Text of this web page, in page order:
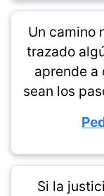
Un camino
trazado
aprende a
sean los
Si la